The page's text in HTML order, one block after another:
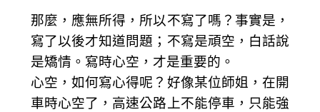
那麼，應無所得，所以不寫了嗎？事實是，
寫了以後才知道問題；不寫是頑空，白話說
是矯情。寫時心空，才是重要的。
心空，如何寫心得呢？好像某位師姐，在開
車時心空了，高速公路上不能停車，只能強